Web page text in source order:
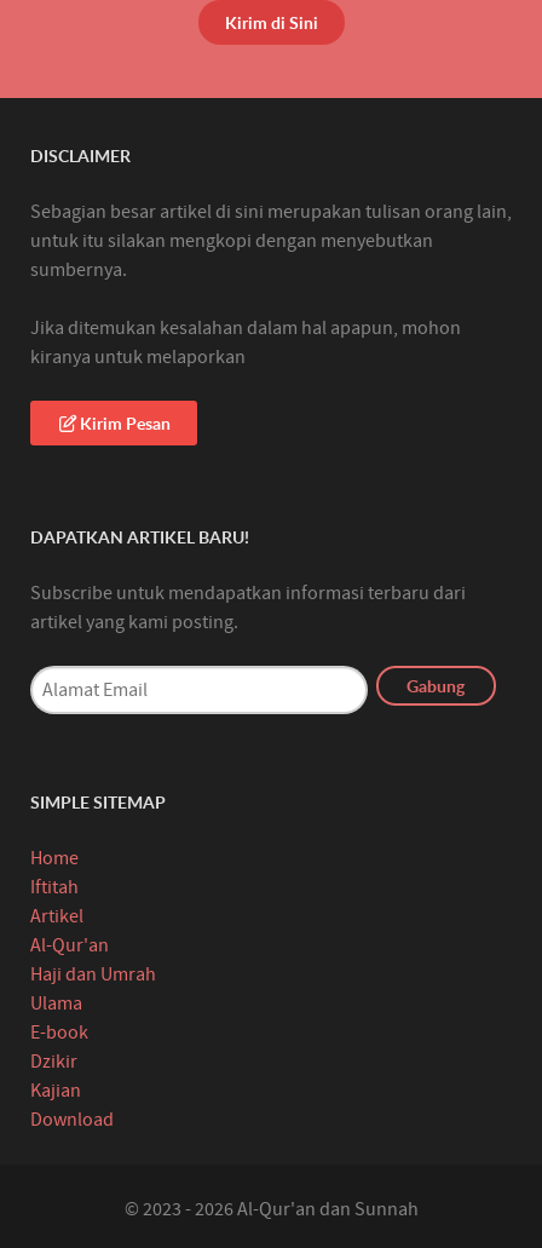
Kirim di Sini
DISCLAIMER
Sebagian besar artikel di sini merupakan tulisan orang lain,
untuk itu silakan mengkopi dengan menyebutkan
sumbernya.
Jika ditemukan kesalahan dalam hal apapun, mohon
kiranya untuk melaporkan
Kirim Pesan
DAPATKAN ARTIKEL BARU!
Subscribe untuk mendapatkan informasi terbaru dari
artikel yang kami posting.
SIMPLE SITEMAP
Home
Iftitah
Artikel
Al-Qur'an
Haji dan Umrah
Ulama
E-book
Dzikir
Kajian
Download
© 2023 - 2026 Al-Qur'an dan Sunnah